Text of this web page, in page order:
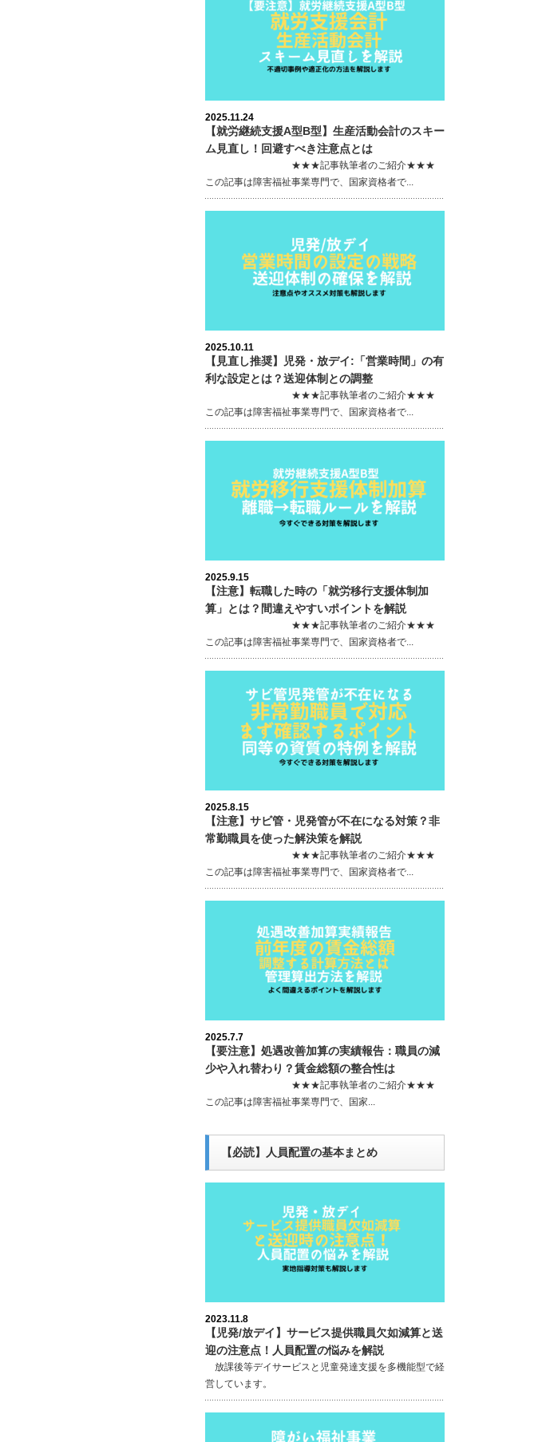
2025.11.24
【就労継続支援A型B型】生産活動会計のスキー
ム見直し！回避すべき注意点とは
★★★記事執筆者のご紹介★★★
この記事は障害福祉事業専門で、国家資格者で...
2025.10.11
【見直し推奨】児発・放デイ:「営業時間」の有
利な設定とは？送迎体制との調整
★★★記事執筆者のご紹介★★★
この記事は障害福祉事業専門で、国家資格者で...
2025.9.15
【注意】転職した時の「就労移行支援体制加
算」とは？間違えやすいポイントを解説
★★★記事執筆者のご紹介★★★
この記事は障害福祉事業専門で、国家資格者で...
2025.8.15
【注意】サビ管・児発管が不在になる対策？非
常勤職員を使った解決策を解説
★★★記事執筆者のご紹介★★★
この記事は障害福祉事業専門で、国家資格者で...
2025.7.7
【要注意】処遇改善加算の実績報告：職員の減
少や入れ替わり？賃金総額の整合性は
★★★記事執筆者のご紹介★★★
この記事は障害福祉事業専門で、国家...
【必読】人員配置の基本まとめ
2023.11.8
【児発/放デイ】サービス提供職員欠如減算と送
迎の注意点！人員配置の悩みを解説
放課後等デイサービスと児童発達支援を多機能型で経
営しています。